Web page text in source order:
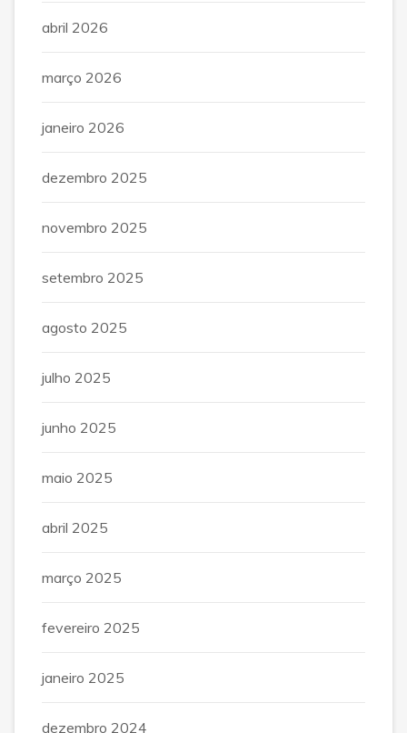
abril 2026
março 2026
janeiro 2026
dezembro 2025
novembro 2025
setembro 2025
agosto 2025
julho 2025
junho 2025
maio 2025
abril 2025
março 2025
fevereiro 2025
janeiro 2025
dezembro 2024